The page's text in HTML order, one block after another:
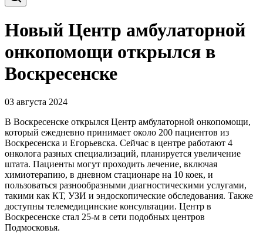
Новый Центр амбулаторной
онкопомощи открылся в
Воскресенске
03 августа 2024
В Воскресенске открылся Центр амбулаторной онкопомощи,
который ежедневно принимает около 200 пациентов из
Воскресенска и Егорьевска. Сейчас в центре работают 4
онколога разных специализаций, планируется увеличение
штата. Пациенты могут проходить лечение, включая
химиотерапию, в дневном стационаре на 10 коек, и
пользоваться разнообразными диагностическими услугами,
такими как КТ, УЗИ и эндоскопические обследования. Также
доступны телемедицинские консультации. Центр в
Воскресенске стал 25-м в сети подобных центров
Подмосковья.